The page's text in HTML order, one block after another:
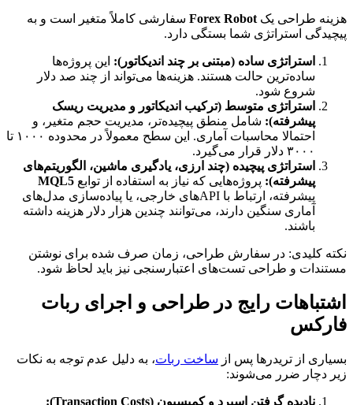
هزینه طراحی یک Forex Robot سفارشی کاملاً متغیر است و به
پیچیدگی استراتژی شما بستگی دارد.
استراتژی ساده (مبتنی بر چند اندیکاتور): این پروژه‌ها
ساده‌ترین حالت هستند. هزینه‌ها می‌تواند از چند صد دلار
شروع شود.
استراتژی متوسط (ترکیب اندیکاتور و مدیریت ریسک
پیشرفته): شامل منطق پیچیده‌تر، مدیریت حجم متغیر، و
احتمالا محاسبات آماری. این سطح معمولاً در محدوده ۱۰۰۰ تا
۳۰۰۰ دلار قرار می‌گیرد.
استراتژی پیچیده (چند ارزی، یادگیری ماشین، الگوریتم‌های
پیشرفته): پروژه‌هایی که نیاز به استفاده از توابع MQL5
پیشرفته، ارتباط با APIهای خارجی، یا پیاده‌سازی مدل‌های
آماری سنگین دارند، می‌توانند چندین هزار دلار هزینه داشته
باشند.
نکته کلیدی: در سفارش طراحی، زمان صرف شده برای نوشتن
مستندات و طراحی تست‌های اعتبارسنجی نیز باید لحاظ شود.
اشتباهات رایج در طراحی و اجرای ربات
فارکس
بسیاری از تریدرها پس از ساخت ربات، به دلیل عدم توجه به نکات
زیر دچار ضرر می‌شوند:
نادیده گرفتن اسپرد و کمیسیون (Transaction Costs):